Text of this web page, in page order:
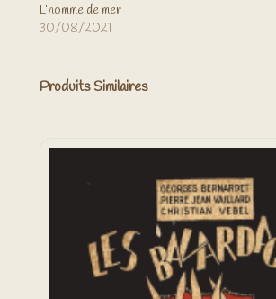
L’homme de mer
30/08/2021
Produits Similaires